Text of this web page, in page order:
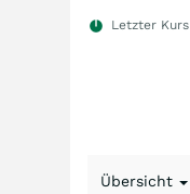
Letzter Kurs
Übersicht